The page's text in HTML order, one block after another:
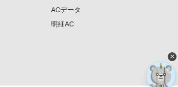
ACデータ
明細AC
×